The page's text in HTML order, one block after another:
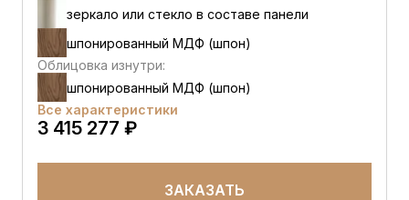
зеркало или стекло в составе панели
шпонированный МДФ (шпон)
Облицовка изнутри:
шпонированный МДФ (шпон)
Все характеристики
3 415 277 ₽
ЗАКАЗАТЬ